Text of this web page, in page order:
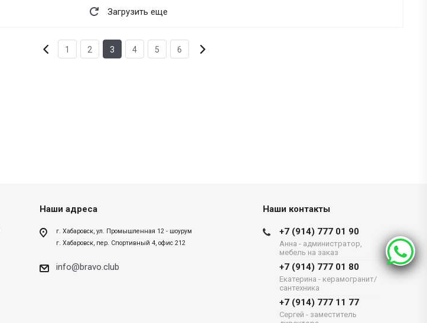
Загрузить еще
1 2 3 4 5 6
Наши адреса
г. Хабаровск, ул. Промышленная 12 - шоурум
г. Хабаровск, пер. Спортивный 4, офис 212
info@bravo.club
Наши контакты
+7 (914) 777 01 90
Анна - администратор,
мебель на заказ
+7 (914) 777 01 80
Екатерина - керамогранит/
сантехника
+7 (914) 777 11 77
Сергей - заместитель